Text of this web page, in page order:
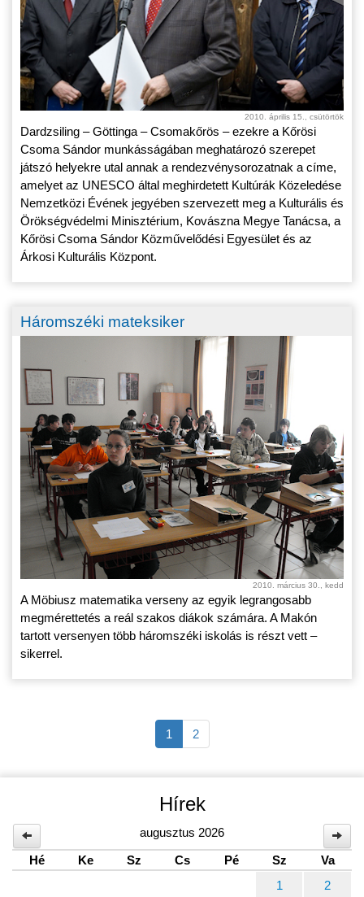
2010. április 15., csütörtök
Dardzsiling – Göttinga – Csomakőrös – ezekre a Kőrösi
Csoma Sándor munkásságában meghatározó szerepet
játszó helyekre utal annak a rendezvénysorozatnak a címe,
amelyet az UNESCO által meghirdetett Kultúrák Közeledése
Nemzetközi Évének jegyében szervezett meg a Kulturális és
Örökségvédelmi Minisztérium, Kovászna Megye Tanácsa, a
Kőrösi Csoma Sándor Közművelődési Egyesület és az
Árkosi Kulturális Központ.
Háromszéki mateksiker
2010. március 30., kedd
A Möbiusz matematika verseny az egyik legrangosabb
megmérettetés a reál szakos diákok számára. A Makón
tartott versenyen több háromszéki iskolás is részt vett –
sikerrel.
1 2
Hírek
augusztus 2026
Hé
Ke Sz Cs Pé Sz
Va
1
2